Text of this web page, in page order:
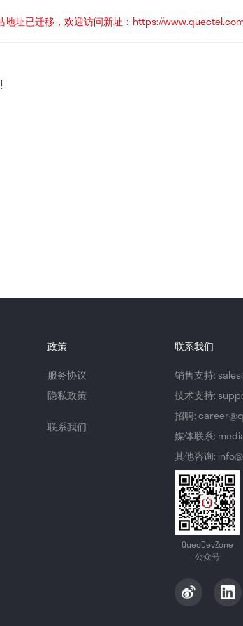
地址已迁移，欢迎访问新址：https://
政策
服务协议
隐私政策
联系我们
联系我们
销售支持:
技术支持:
招聘:
媒体联系:
其他咨询:
QuecDevZone
公众号